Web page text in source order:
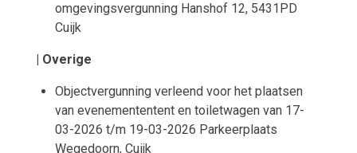
omgevingsvergunning Hanshof 12, 5431PD
Cuijk
| Overige
Objectvergunning verleend voor het plaatsen
van evenemententent en toiletwagen van 17-
03-2026 t/m 19-03-2026 Parkeerplaats
Wegedoorn, Cuijk